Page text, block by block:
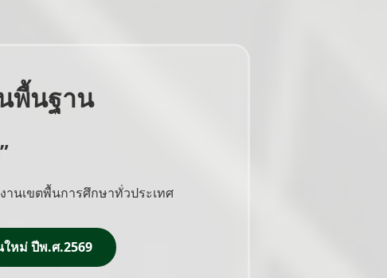
พื้นฐาน
นเขตพื้นการศึกษาทั่วประเทศ
หม่ ปีพ.ศ.2569